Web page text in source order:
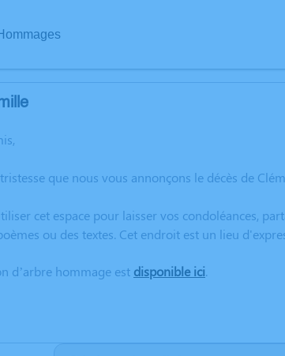
que nous vous annonçons le décès de
cet espace pour laisser vos condoléances,
ou des textes. Cet endroit est un lieu
d’arbre hommage est disponible ici.